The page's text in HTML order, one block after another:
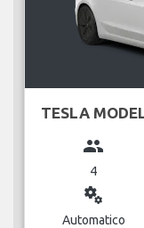
TESLA
group
4
miscellaneous_services
Automatico